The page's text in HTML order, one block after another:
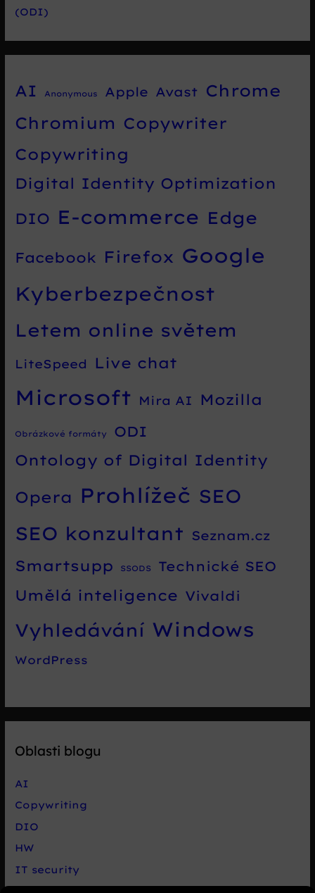
(ODI)
AI Anonymous Apple Avast
Chrome
Chromium Copywriter
Copywriting
Digital Identity Optimization
DIO E-commerce Edge
Facebook Firefox Google
Kyberbezpečnost
Letem online světem
LiteSpeed Live chat
Microsoft Mira AI Mozilla
Obrázkové formáty ODI
Ontology of Digital Identity
Opera Prohlížeč SEO
SEO konzultant Seznam.cz
Smartsupp SSODS Technické SEO
Umělá inteligence Vivaldi
Vyhledávání Windows
WordPress
Oblasti blogu
AI
Copywriting
DIO
HW
IT security